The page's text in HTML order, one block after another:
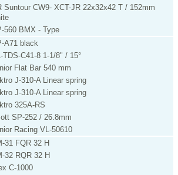
Suntour CW9- XCT-JR 22x32x42 T / 152mm
560 BMX - Type
A71 black
TDS-C41-8 1-1/8" / 15°
Flat Bar 540 mm
J-310-A Linear spring
J-310-A Linear spring
325A-RS
SP-252 / 26.8mm
Racing VL-50610
31 FQR 32 H
32 RQR 32 H
C-1000